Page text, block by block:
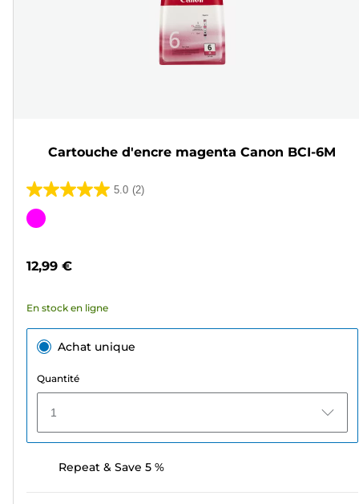
Cartouche d'encre magenta Canon BCI-6M
5.0 (2)
5.0
sur
2
Cartouche
12,99 €
En stock en ligne
Achat unique
Quantité
1
Repeat & Save 5 %